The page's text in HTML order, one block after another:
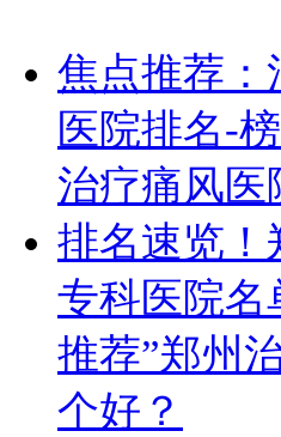
焦点推荐：
医院排名-
治疗痛风医
排名速览！
专科医院名
推荐”郑州
个好？